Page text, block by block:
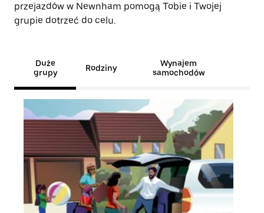
przejazdów w Newnham pomogą Tobie i Twojej
grupie dotrzeć do celu.
Duże
grupy
Rodziny
Wynajem
samochodów